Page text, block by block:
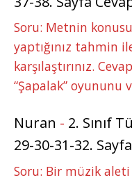
Soru: Metnin
yaptığınız tahmin
karşılaştırınız.
“Şapalak” oyununu
Nuran - 2. Sınıf
29-30-31-32.
Soru: Bir müzik aleti